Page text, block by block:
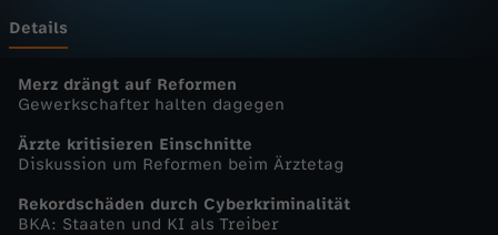
s
c
h
l
Details
Merz drängt auf Reformen
Gewerkschafter halten dagegen
Ärzte kritisieren Einschnitte
Diskussion um Reformen beim Ärztetag
Rekordschäden durch Cyberkriminalität
BKA: Staaten und KI als Treiber